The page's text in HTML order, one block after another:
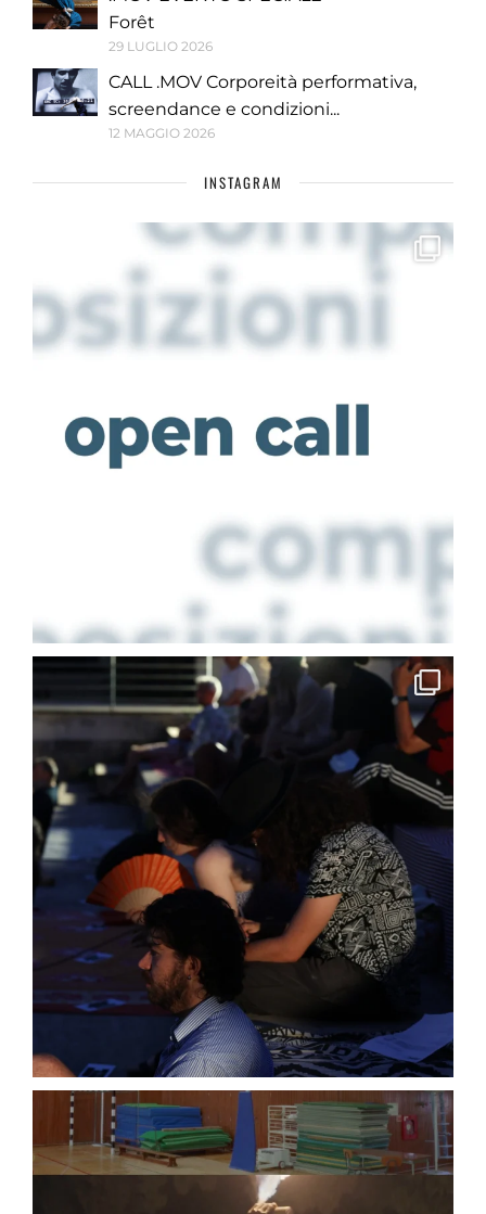
Forêt
29 LUGLIO 2026
CALL .MOV Corporeità performativa,
screendance e condizioni...
12 MAGGIO 2026
INSTAGRAM